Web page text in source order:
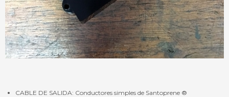
CABLE DE SALIDA: Conductores simples de Santoprene ®